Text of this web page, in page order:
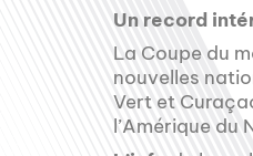
Un record
La Coupe du
nouvelles
Vert et
l’Amérique du